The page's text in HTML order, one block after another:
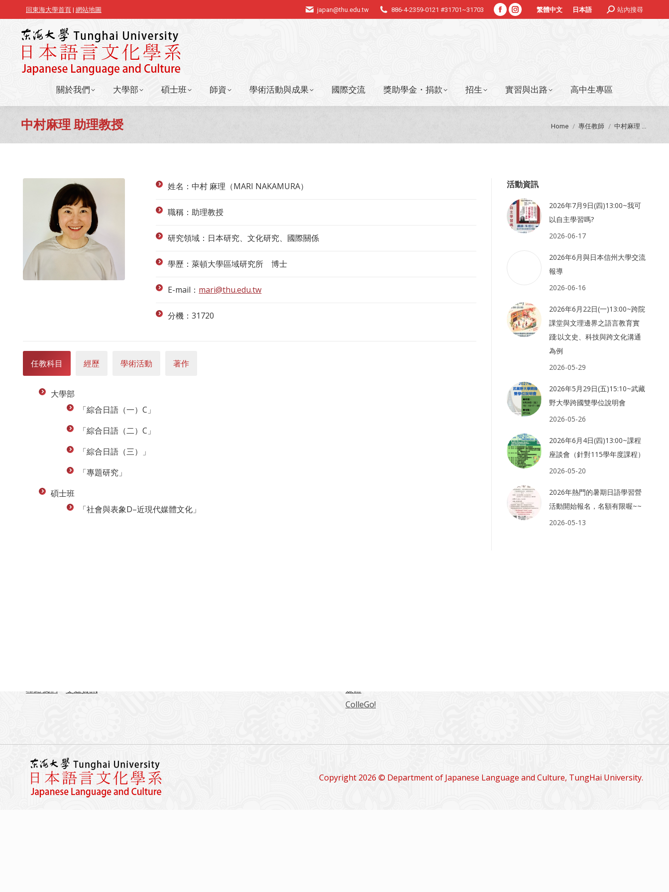
回東海大學首頁 | 網站地圖 japan@thu.edu.tw 886-4-2359-0121 #31701~31703
FacebookInstagram
繁體中文 日本語 Search:站內搜尋
關於我們 大學部 碩士班 師資 學術活動與成果 國際交流 獎助學金・捐款 招生 實習與出路 高中生專區
中村麻理 助理教授 You are here:
Home 專任教師 中村麻理 ...
姓名：中村 麻理（MARI NAKAMURA）
職稱：助理教授
研究領域：日本研究、文化研究、國際關係
學歷：萊頓大學區域研究所 博士
E-mail： mari@thu.edu.tw
分機：31720
任教科目 經歷 學術活動 著作
大學部
「綜合日語（一）C」
「綜合日語（二）C」
「綜合日語（三）」
「專題研究」
碩士班
「社會與表象D–近現代媒體文化」
活動資訊
2026年7月9日(四)13:00~我可
以自主學習嗎?
2026-06-17
2026年6月與日本信州大學交流
報導
2026-06-16
2026年6月22日(一)13:00~跨院
課堂與文理邊界之語言教育實
踐:以文史、科技與跨文化溝通
為例
2026-05-29
2026年5月29日(五)15:10~武藏
野大學跨國雙學位說明會
2026-05-26
2026年6月4日(四)13:00~課程
座談會（針對115學年度課程）
2026-05-20
2026年熱門的暑期日語學習營
活動開始報名，名額有限喔~~
2026-05-13
聯絡我們
交通資訊
媒體
ColleGo!
Copyright 2026 © Department of Japanese Language and Culture, TungHai University.
關於我們 大學部 碩士班 師資 學術活動與成果 國際交流 獎助學金・捐款 招生 實習與出路 高中生專區